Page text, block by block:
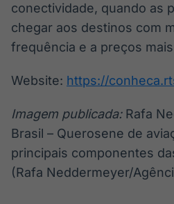
conectividade, quando as
chegar aos destinos com
frequência e a preços
Website: https://
Imagem publicada:Rafa
Brasil – Querosene de
principais componentes
(Rafa Neddermeyer/